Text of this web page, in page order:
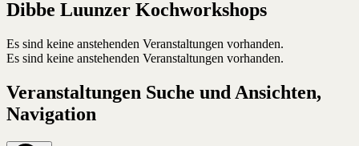
Dibbe Luunzer Kochworkshops
Es sind keine anstehenden Veranstaltungen vorhanden.
Es sind keine anstehenden Veranstaltungen vorhanden.
Veranstaltungen Suche und Ansichten,
Navigation